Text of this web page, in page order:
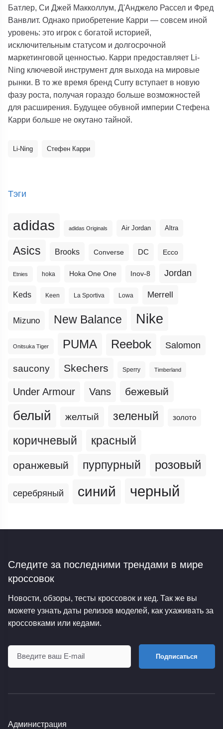
Батлер, Си Джей Макколлум, Д'Анджело Рассел и Фред
Ванвлит. Однако приобретение Карри — совсем иной
уровень: это игрок с богатой историей,
исключительным статусом и долгосрочной
маркетинговой ценностью. Карри предоставляет Li-
Ning ключевой инструмент для выхода на мировые
рынки. В то же время бренд Curry вступает в новую
фазу роста, получая гораздо больше возможностей
для расширения. Будущее обувной империи Стефена
Карри больше не окутано тайной.
Li-Ning Стефен Карри
Тэги
adidas adidas Originals Air Jordan Altra
Asics Brooks Converse DC Ecco
Etnies hoka Hoka One One Inov-8 Jordan
Keds Keen La Sportiva Lowa Merrell
Mizuno New Balance Nike
Onitsuka Tiger PUMA Reebok Salomon
saucony Skechers Sperry Timberland
Under Armour Vans бежевый
белый желтый зеленый золото
коричневый красный
оранжевый пурпурный розовый
серебряный синий черный
Следите за последними трендами в мире
кроссовок
Новости, обзоры, тесты кроссовок и кед. Так же вы
можете узнать даты релизов моделей, как ухаживать за
кроссовками или кедами.
Подписаться
Администрация